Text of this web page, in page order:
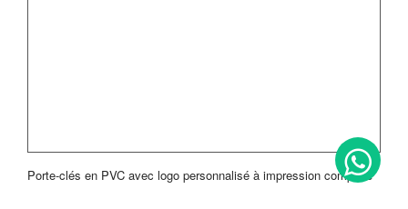
Porte-clés en PVC avec logo personnalisé à impression complète